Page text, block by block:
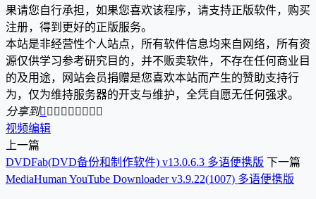
果请您自行承担，如果您喜欢该程序，请支持正版软件，购买
注册，得到更好的正版服务。
本站是非经营性个人站点，所有软件信息均来自网络，所有资
源仅供学习参考研究目的，并不贩卖软件，不存在任何商业目
的及用途，网站会员捐赠是您喜欢本站而产生的赞助支持行
为，仅为维持服务器的开支与维护，全凭自愿无任何强求。
分享到        
视频编辑
上一篇
DVDFab(DVD备份和制作软件) v13.0.6.3 多语便携版 下一篇
MediaHuman YouTube Downloader v3.9.22(1007) 多语便携版